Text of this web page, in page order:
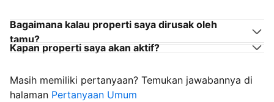
Bagaimana kalau properti saya dirusak oleh
tamu?
Kapan properti saya akan aktif?
Masih memiliki pertanyaan? Temukan jawabannya di
halaman Pertanyaan Umum